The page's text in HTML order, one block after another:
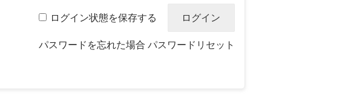
ログイン状態を保存する
パスワードを忘れた場合パスワードリセット